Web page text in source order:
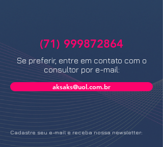
(71) 999872864
Se preferir, entre em contato com o
consultor por e-mail:
aksaks@uol.com.br
Cadastre seu e-mail e receba nossa newsletter: